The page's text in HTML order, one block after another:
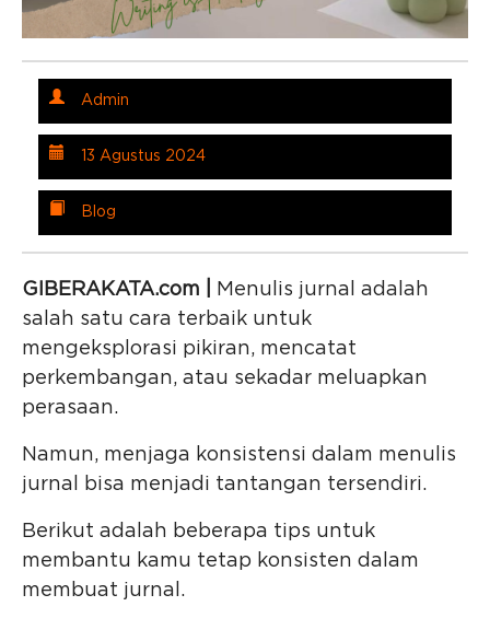
Admin
13 Agustus 2024
Blog
GIBERAKATA.com |
Menulis jurnal adalah
salah satu cara terbaik untuk
mengeksplorasi pikiran, mencatat
perkembangan, atau sekadar meluapkan
perasaan.
Namun, menjaga konsistensi dalam menulis
jurnal bisa menjadi tantangan tersendiri.
Berikut adalah beberapa tips untuk
membantu kamu tetap konsisten dalam
membuat jurnal.